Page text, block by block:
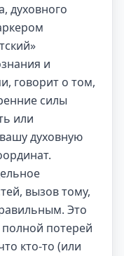
духовного
и
говорит о том,
силы
или
духовную
вызов тому,
Это
потерей
кто-то (или